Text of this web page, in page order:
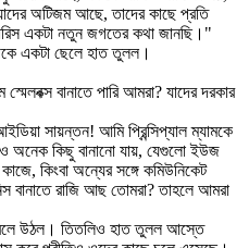
অটিজম আছে, তাদের কাছে প্রতি
একটা নতুন জগতের কথা জানছি।"
একটা ছেলে হাত তুলল।
বানাতে পারি আমরা? যাদের দরকার
সায়ন্তন! আমি প্রিন্সিপ্যাল ম্যামকে
অনেক কিছু বানানো যায়, যেগুলো ইউজ
কিংবা অন্যের সঙ্গে কমিউনিকেট
বানাতে রাজি আছ তোমরা? তাহলে আমরা
উঠল। তিতলিও হাত তুলল আস্তে